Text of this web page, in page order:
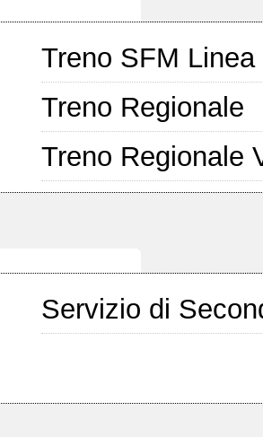
Treno SFM Linea
Treno Regionale
Treno Regionale
Servizio di